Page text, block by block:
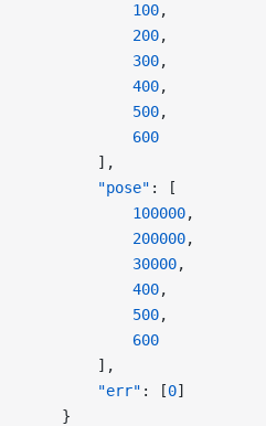
            100
,
            200
,
            300
,
            400
,
            500
,
            600
        ],
        "pose"
: [
            100000
,
            200000
,
            30000
,
            400
,
            500
,
            600
        ],
        "err"
: [0]
    }